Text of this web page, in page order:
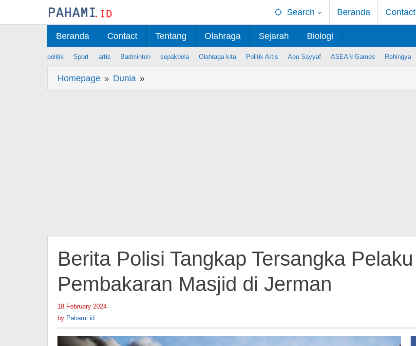
Search Beranda Contact
Beranda Contact Tentang Olahraga Sejarah Biologi
politik Sport artis Badminton sepakbola Olahraga kita Politik Artis Abu Sayyaf ASEAN Games Rohingya
Homepage » Dunia »
Polisi
Berita Polisi Tangkap Tersangka Pelaku
Pembakaran Masjid di Jerman
18 February 2024
by Pahami.id